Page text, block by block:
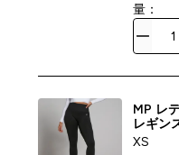
量：
MP レ
レギン
XS